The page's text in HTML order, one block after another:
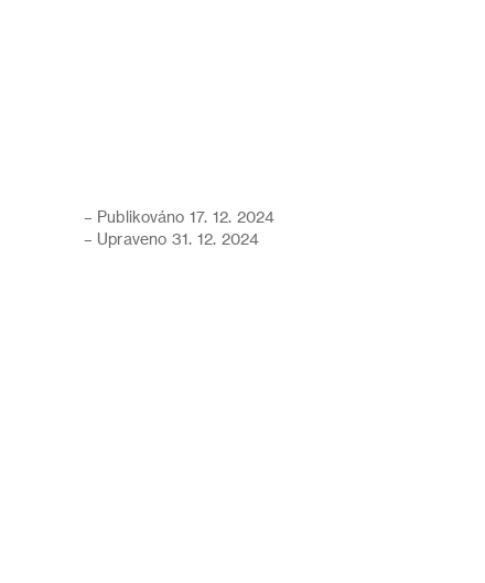
– Publikováno 17. 12. 2024
– Upraveno 31. 12. 2024